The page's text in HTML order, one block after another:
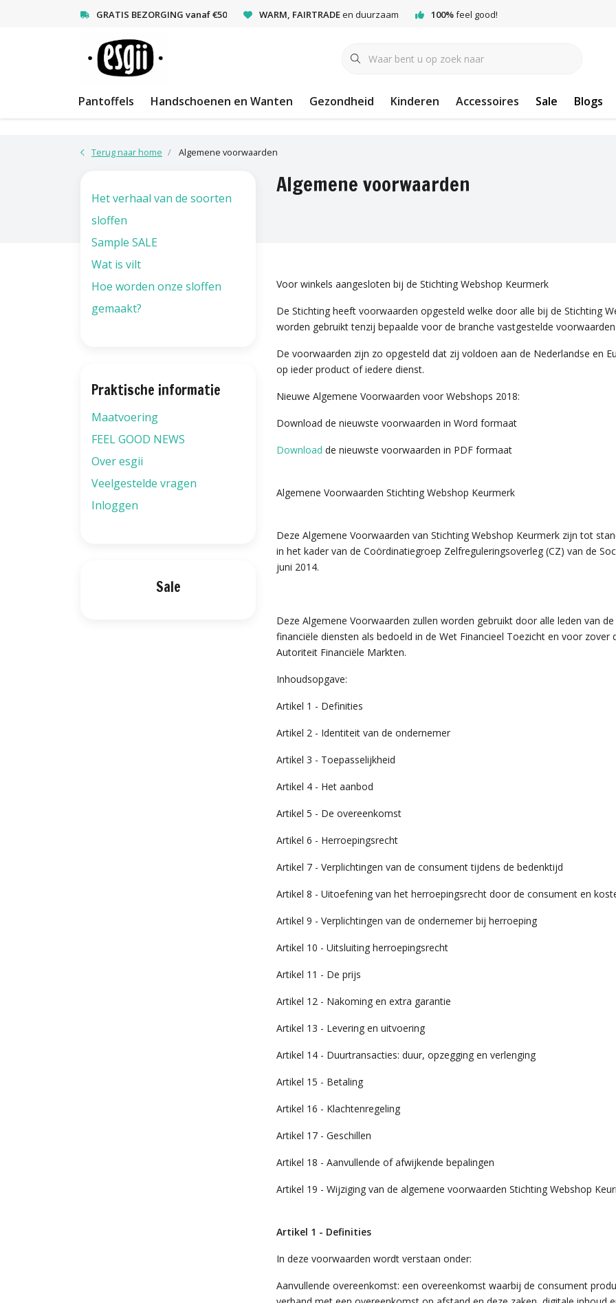
GRATIS BEZORGING vanaf €50 WARM, FAIRTRADEen duurzaam 100%feel good!
Pantoffels Handschoenen en Wanten Gezondheid Kinderen Accessoires Sale Blogs
Terug naar home Algemene voorwaarden
Het verhaal van de soorten
sloffen
Sample SALE
Wat is vilt
Hoe worden onze sloffen
gemaakt?
Praktische informatie
Maatvoering
FEEL GOOD NEWS
Over esgii
Veelgestelde vragen
Inloggen
Sale
Algemene voorwaarden
Voor winkels aangesloten bij de Stichting Webshop Keurmerk
De Stichting heeft voorwaarden opgesteld welke door alle bij de Stichting
worden gebruikt tenzij bepaalde voor de branche vastgestelde
De voorwaarden zijn zo opgesteld dat zij voldoen aan de Nederlandse en
op ieder product of iedere dienst.
Nieuwe Algemene Voorwaarden voor Webshops 2018:
Download de nieuwste voorwaarden in Word formaat
Download de nieuwste voorwaarden in PDF formaat
Algemene Voorwaarden Stichting Webshop Keurmerk
Deze Algemene Voorwaarden van Stichting Webshop Keurmerk zijn tot
in het kader van de Coördinatiegroep Zelfreguleringsoverleg (CZ) van de
juni 2014.
Deze Algemene Voorwaarden zullen worden gebruikt door alle leden van
financiële diensten als bedoeld in de Wet Financieel Toezicht en voor
Autoriteit Financiële Markten.
Inhoudsopgave:
Artikel 1 - Definities
Artikel 2 - Identiteit van de ondernemer
Artikel 3 - Toepasselijkheid
Artikel 4 - Het aanbod
Artikel 5 - De overeenkomst
Artikel 6 - Herroepingsrecht
Artikel 7 - Verplichtingen van de consument tijdens de bedenktijd
Artikel 8 - Uitoefening van het herroepingsrecht door de consument en
Artikel 9 - Verplichtingen van de ondernemer bij herroeping
Artikel 10 - Uitsluiting herroepingsrecht
Artikel 11 - De prijs
Artikel 12 - Nakoming en extra garantie
Artikel 13 - Levering en uitvoering
Artikel 14 - Duurtransacties: duur, opzegging en verlenging
Artikel 15 - Betaling
Artikel 16 - Klachtenregeling
Artikel 17 - Geschillen
Artikel 18 - Aanvullende of afwijkende bepalingen
Artikel 19 - Wijziging van de algemene voorwaarden Stichting Webshop
Artikel 1 - Definities
In deze voorwaarden wordt verstaan onder:
Aanvullende overeenkomst: een overeenkomst waarbij de consument